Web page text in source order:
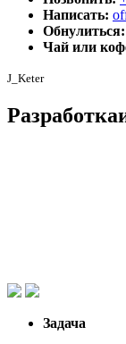
Написать:
Обнулиться:
Чай или
J_Keter
Разработка
Задача